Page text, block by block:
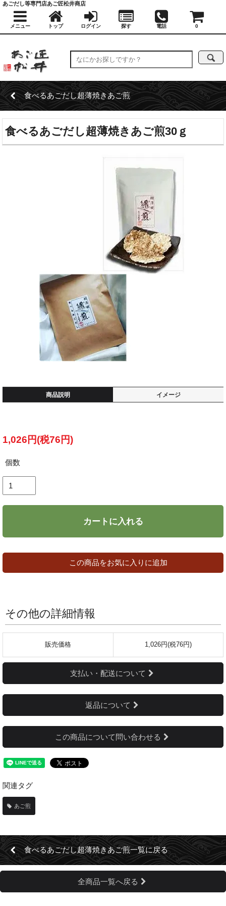
食べるあごだし超薄焼きあご煎
食べるあごだし超薄焼きあご煎30ｇ
商品説明 イメージ
1,026円(税76円)
個数
カートに入れる
この商品をお気に入りに追加
その他の詳細情報
販売価格 1,026円(税76円)
支払い・配送について
返品について
この商品について問い合わせる
関連タグ
あご煎
食べるあごだし超薄焼きあご煎一覧に戻る
全商品一覧へ戻る
あごだし等専門店あご匠松井商店
メニュー トップ ログイン 探す 電話 0